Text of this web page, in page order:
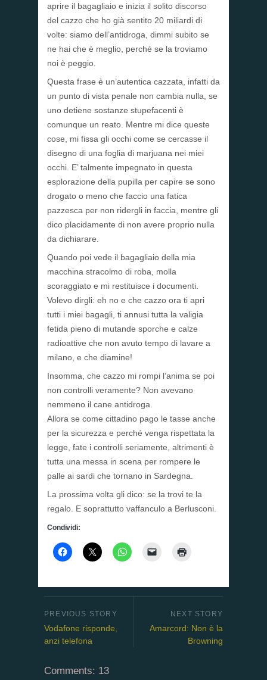
aprire il bagagliaio e inizia il solito discorso
del cazzo che ho già sentito 20 miliardi di
volte: siamo dell’antidroga, dimmi subito se
ne hai che è meglio, perché se la troviamo
noi è peggio.
Questa frase è un’autentica cazzata, infatti da
un punto di vista penale non cambia nulla, se
uno detiene sostanze stupefacenti è
comunque un reato. Mentre mi dice queste
cose, mi fissa gli occhi come se cercasse il
disegno di una foglia di marjuana nei miei
occhi. E’ talmente impegnato in questa
esplorazione della pupilla per capire se sono
drogato o meno che faccio una fatica
pazzesca per non ridergli in faccia, mentre gli
dico placidamente di non avere proprio nulla
da dichiarare.
Quando poi vede il bagagliaio della mia
macchina stracolmo di roba, molla
scoraggiato e mi restituisce i documenti.
Volevo dirgli: eh no e che cazzo ora ti apri
tutti i miei bagagli, ti annusi tutta la valigia
fetida pieno di mutande sporche e calze
radioattive che non avuto tempo di lavare a
milano, e che diamine!
Insomma, che cazzo mi rompi l’anima se poi
non controlli veramente? Non avevano
nemmeno il cane antidroga.
Allora se come cittadino pago le tasse anche
per la sicurezza e perché venga rispettata la
legge, fate i controlli seriamente, altrimenti è
tutta una messa in scena per rompere le
palle ai sardi che tornano in Sardegna.
La prossima volta gli dico: se la trovi te la
regalo. E soprattutto vaffanculo a Berlusconi.
Condividi:
Vodafone risponde,
anzi telefona
Amarcord: Non è la
Browning
Comments: 13